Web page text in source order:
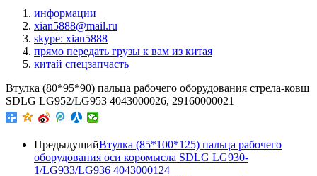
информации
xian5888@mail.ru
skype: xian5888
прямо передать грузы к вам из китая
китай спецзапчасть
Втулка (80*95*90) пальца рабочего оборудования стрела-ковш
SDLG LG952/LG953 4043000026, 29160000021
ПредыдущийВтулка (85*100*125) пальца рабочего
оборудования оси коромысла SDLG LG930-
1/LG933/LG936 4043000124